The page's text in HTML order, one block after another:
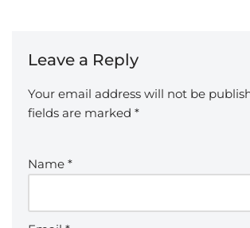
Leave a Reply
Your email address will not be
fields are marked *
Name *